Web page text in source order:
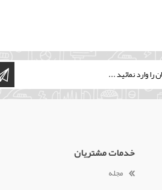
خدمات مشتریان
مجله